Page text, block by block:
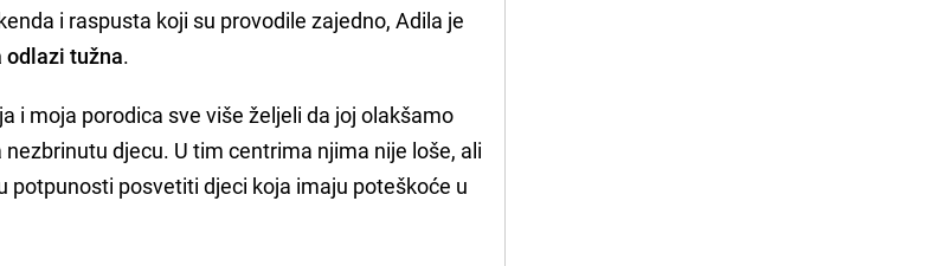
i raspusta koji su provodile zajedno, Adila je
odlazi tužna.
i moja porodica sve više željeli da joj olakšamo
djecu. U tim centrima njima nije loše, ali
potpunosti posvetiti djeci koja imaju poteškoće u